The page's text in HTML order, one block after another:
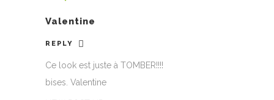
Valentine
REPLY
Ce look est juste à TOMBER!!!!
bises. Valentine